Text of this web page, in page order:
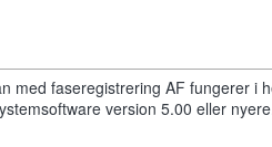
med faseregistrering AF fungerer i
version 5.00 eller